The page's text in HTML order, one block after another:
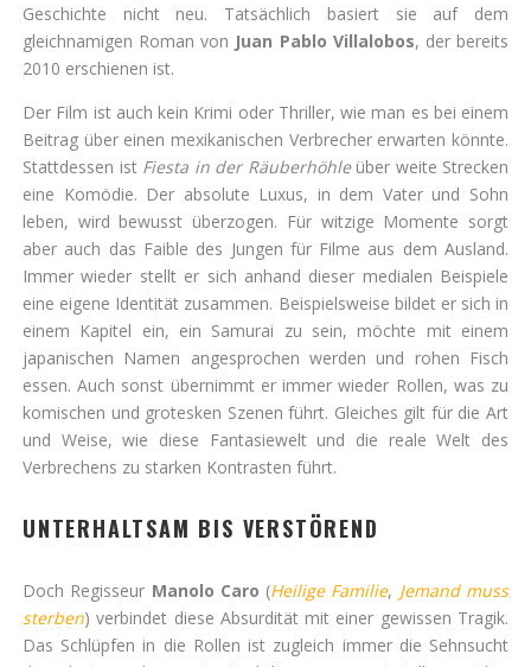
Geschichte nicht neu. Tatsächlich basiert sie auf dem
gleichnamigen Roman von Juan Pablo Villalobos, der bereits
2010 erschienen ist.
Der Film ist auch kein Krimi oder Thriller, wie man es bei einem
Beitrag über einen mexikanischen Verbrecher erwarten könnte.
Stattdessen ist Fiesta in der Räuberhöhleüber weite Strecken
eine Komödie. Der absolute Luxus, in dem Vater und Sohn
leben, wird bewusst überzogen. Für witzige Momente sorgt
aber auch das Faible des Jungen für Filme aus dem Ausland.
Immer wieder stellt er sich anhand dieser medialen Beispiele
eine eigene Identität zusammen. Beispielsweise bildet er sich in
einem Kapitel ein, ein Samurai zu sein, möchte mit einem
japanischen Namen angesprochen werden und rohen Fisch
essen. Auch sonst übernimmt er immer wieder Rollen, was zu
komischen und grotesken Szenen führt. Gleiches gilt für die Art
und Weise, wie diese Fantasiewelt und die reale Welt des
Verbrechens zu starken Kontrasten führt.
UNTERHALTSAM BIS VERSTÖREND
Doch Regisseur Manolo Caro (Heilige Familie, Jemand muss
sterben) verbindet diese Absurdität mit einer gewissen Tragik.
Das Schlüpfen in die Rollen ist zugleich immer die Sehnsucht